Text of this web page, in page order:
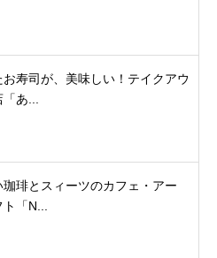
お寿司が、美味しい！テイクアウ
あ...
珈琲とスィーツのカフェ・アー
「N...